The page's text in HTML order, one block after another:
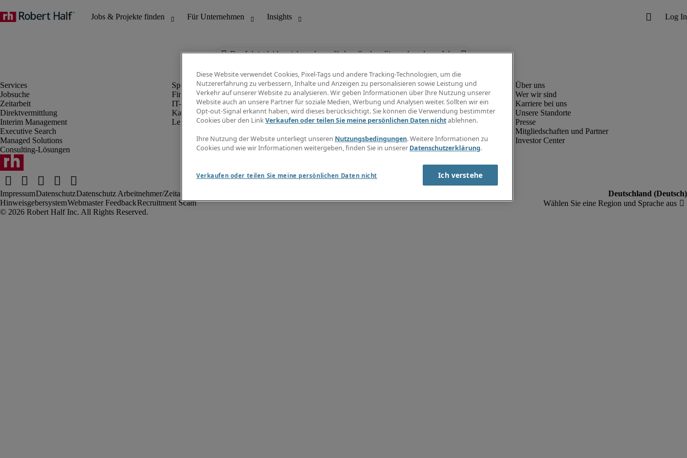
Der Job ist leider nicht mehr verfügbar. Suchen Sie nach anderen Jobs.
Jobsuche
Zeitarbeit
Direktvermittlung
Interim Management
Executive Search
Managed Solutions
Consulting-Lösungen
Finanz- & Rechnungswesen
IT-Bereich
Kaufmännischer Bereich
Legal
Info Center
Jobübersicht
Gehaltsübersicht
E-Learning
Wer wir sind
Karriere bei uns
Unsere Standorte
Presse
Mitgliedschaften und Partner
Investor Center
ImpressumDatenschutzDatenschutz Arbeitnehmer/Zeitarbeitskräfte
HinweisgebersystemWebmaster FeedbackRecruitment Scam
Diese Website verwendet Cookies, Pixel-Tags und andere Tracking-Technologien, um die
Nutzererfahrung zu verbessern, Inhalte und Anzeigen zu personalisieren sowie Leistung und
Verkehr auf unserer Website zu analysieren. Wir geben Informationen über Ihre Nutzung unserer
Website auch an unsere Partner für soziale Medien, Werbung und Analysen weiter. Sollten wir ein
Opt-out-Signal erkannt haben, wird dieses berücksichtigt. Sie können die Verwendung bestimmter
Cookies über den LinkVerkaufen oder teilen Sie meine persönlichen Daten nichtablehnen.
Ihre Nutzung der Website unterliegt unseren Nutzungsbedingungen. Weitere Informationen zu
Cookies und wie wir Informationen weitergeben, finden Sie in unserer Datenschutzerklärung.
Verkaufen oder teilen Sie meine persönlichen Daten nicht Ich verstehe